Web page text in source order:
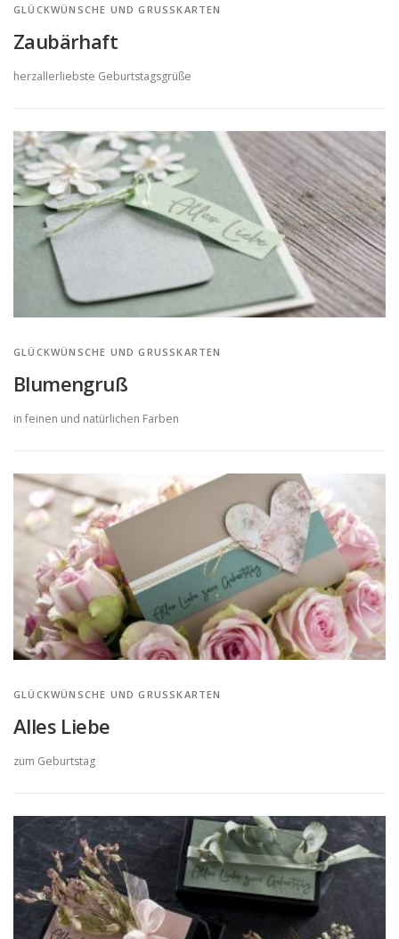
e
n
GLÜCKWÜNSCHE UND GRUSSKARTEN
Zaubärhaft
herzallerliebste Geburtstagsgrüße
GLÜCKWÜNSCHE UND GRUSSKARTEN
Blumengruß
in feinen und natürlichen Farben
GLÜCKWÜNSCHE UND GRUSSKARTEN
Alles Liebe
zum Geburtstag